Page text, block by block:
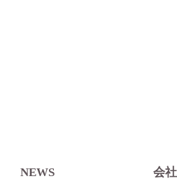
NEWS 会